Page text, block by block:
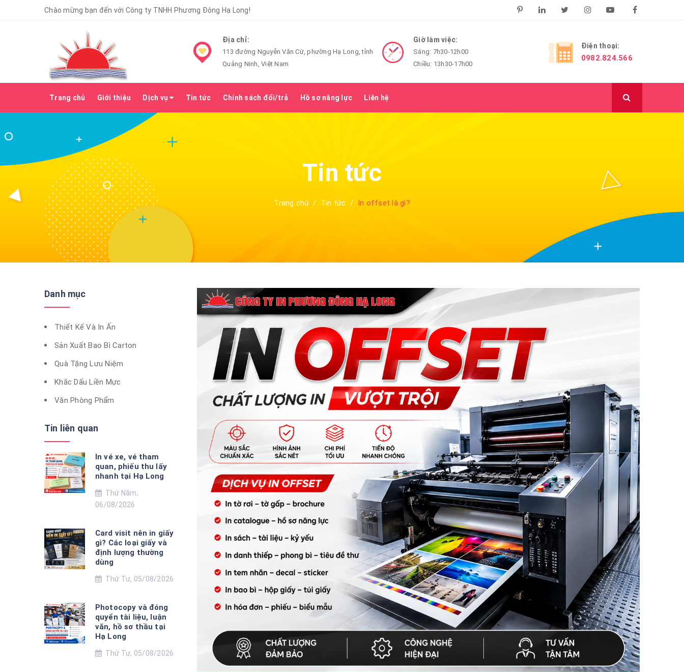
Chào mừng bạn đến với Công ty TNHH Phương Đông Hạ Long!
Địa chỉ:
113 đường Nguyễn Văn Cừ, phường Hạ Long, tỉnh
Quảng Ninh, Việt Nam
Giờ làm việc:
Sáng: 7h30-12h00
Chiều: 13h30-17h00
Điện thoại:
0982.824.566
Trang chủ Giới thiệu Dịch vụ Tin tức Chính sách đổi/trả Hồ sơ năng lực Liên hệ
Tin tức
Trang chủ / Tin tức / In offset là gì?
Danh mục
Thiết Kế Và In Ấn
Sản Xuất Bao Bì Carton
Quà Tặng Lưu Niệm
Khắc Dấu Liền Mực
Văn Phòng Phẩm
Tin liên quan
In vé xe, vé tham
quan, phiếu thu lấy
nhanh tại Hạ Long
Thứ Năm,
06/08/2026
Card visit nên in giấy
gì? Các loại giấy và
định lượng thường
dùng
Thứ Tư, 05/08/2026
Photocopy và đóng
quyển tài liệu, luận
văn, hồ sơ thầu tại
Hạ Long
Thứ Tư, 05/08/2026